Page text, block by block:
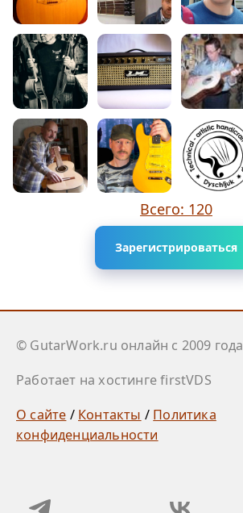
Всего: 120
Зарегистрироваться
© GutarWork.ru онлайн c 2009 года
Работает на хостинге firstVDS
О сайте / Контакты / Политика
конфиденциальности